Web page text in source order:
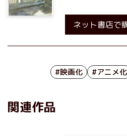
ネット書店で
#映画化 #アニメ化
関連作品